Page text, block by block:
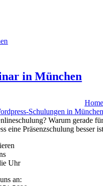
in München
Home
Schulungen in München
Warum gerade für
eine Präsenzschulung besser ist
Uhr
an: